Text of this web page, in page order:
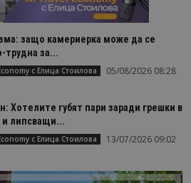
защо камериерка може да се
трудна за...
с Елица Стоилова 05/08/2026 08:28
Хотелите губят пари заради грешки в
и липсващи...
с Елица Стоилова 13/07/2026 09:02